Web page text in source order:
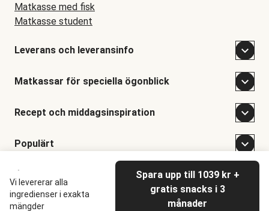
Vi levererar alla
ingredienser i exakta
mängder
Spara upp till 1039 kr +
gratis snacks i 3
månader
Hellofresh2026
Matkasse med fisk
Matkasse student
Leverans och leveransinfo
Matkassar för speciella ögonblick
Recept och middagsinspiration
Populärt